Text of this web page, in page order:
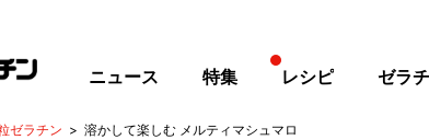
ゼラチン 溶かして楽しむ メルティマシュマロ
ニュース 特集 レシピ ゼラ